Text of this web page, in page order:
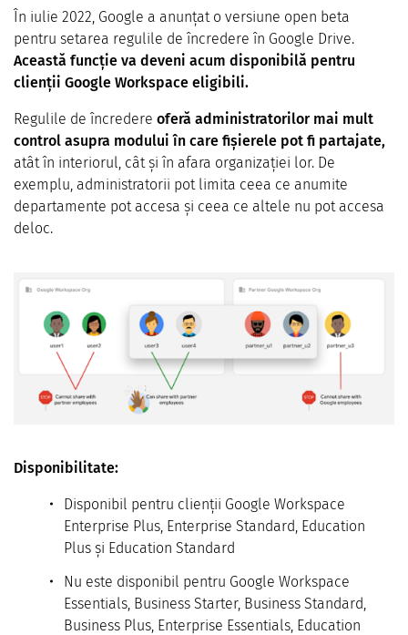
În iulie 2022, Google a anunțat o versiune open beta
pentru setarea regulile de încredere în Google Drive.
Această funcție va deveni acum disponibilă pentru
clienții Google Workspace eligibili.
Regulile de încredere oferă administratorilor mai mult
control asupra modului în care fișierele pot fi partajate,
atât în ​​interiorul, cât și în afara organizației lor. De
exemplu, administratorii pot limita ceea ce anumite
departamente pot accesa și ceea ce altele nu pot accesa
deloc.
Disponibilitate:
Disponibil pentru clienții Google Workspace
Enterprise Plus, Enterprise Standard, Education
Plus și Education Standard
Nu este disponibil pentru Google Workspace
Essentials, Business Starter, Business Standard,
Business Plus, Enterprise Essentials, Education